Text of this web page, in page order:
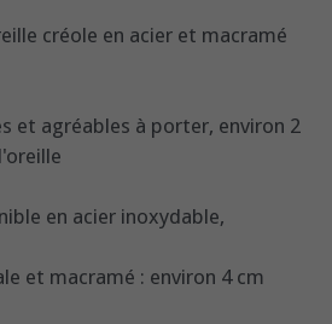
créole en acier et macramé
et agréables à porter, environ 2
en acier inoxydable,
et macramé : environ 4 cm